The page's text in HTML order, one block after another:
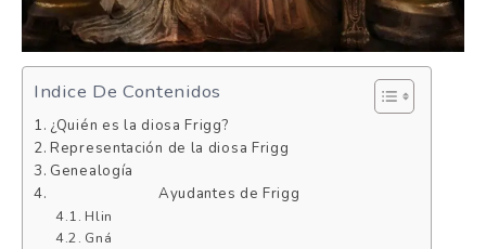
Indice De Contenidos
¿Quién es la diosa Frigg?
Representación de la diosa Frigg
Genealogía
Ayudantes de Frigg
Hlin
Gná